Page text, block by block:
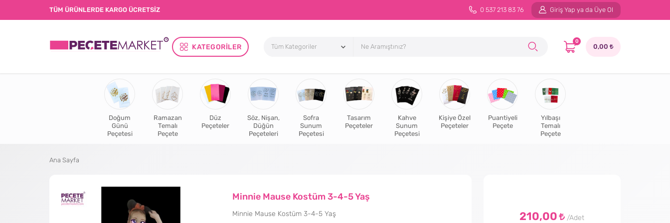
TÜM ÜRÜNLERDE KARGO ÜCRETSİZ 0 537 213 83 76 Giriş Yap ya da Üye Ol
KATEGORILER
0
0,00
Doğum
Günü
Peçetesi
Ramazan
Temalı
Peçete
Düz
Peçeteler
Söz, Nişan,
Düğün
Peçeteleri
Sofra
Sunum
Peçetesi
Tasarım
Peçeteler
Kahve
Sunum
Peçetesi
Kişiye Özel
Peçeteler
Puantiyeli
Peçete
Yılbaşı
Temalı
Peçete
Ana Sayfa
Minnie Mause Kostüm 3-4-5 Yaş
Minnie Mause Kostüm 3-4-5 Yaş 210,00